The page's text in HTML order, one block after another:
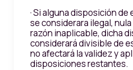
· Si alguna disposición
se considerara ilegal,
razón inaplicable, dicha
considerará divisible de
no afectará la validez y
disposiciones restantes.